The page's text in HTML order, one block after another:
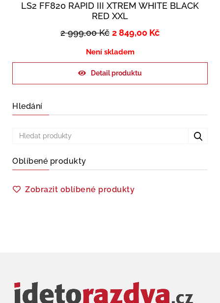
LS2 FF820 RAPID III XTREM WHITE BLACK
RED XXL
2 999,00Kč 2 849,00 Kč
Není skladem
Detail produktu
Hledání
Oblíbené produkty
Zobrazit oblíbené produkty